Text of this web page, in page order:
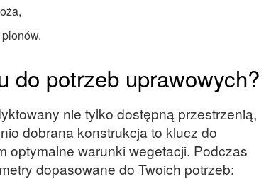
do potrzeb uprawowych?
nie tylko dostępną przestrzenią,
dobrana konstrukcja to klucz do
optymalne warunki wegetacji. Podczas
dopasowane do Twoich potrzeb: